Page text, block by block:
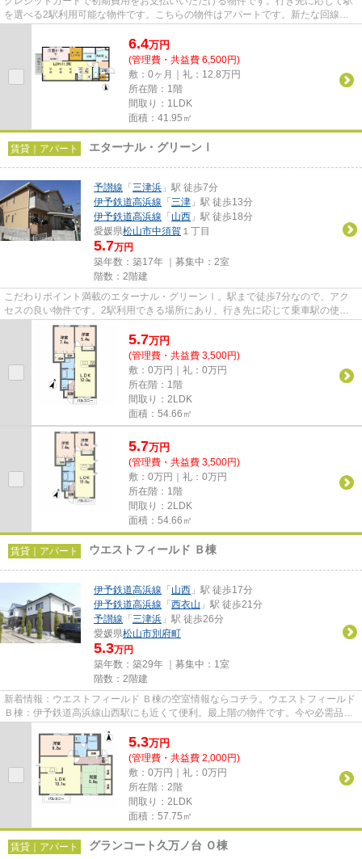
を選べる2駅利用可能な物件です。こちらの物件はアパートです。新たな回線工
6.4万円
(管理費・共益費 6,500円)
敷：0ヶ月｜礼：12.8万円
所在階：1階
間取り：1LDK
面積：41.95㎡
賃貸｜アパート エターナル・グリーンⅠ
予讃線 「 三津浜 」駅 徒歩7分
伊予鉄道高浜線 「 三津 」駅 徒歩13分
伊予鉄道高浜線 「 山西 」駅 徒歩18分
愛媛県松山市中須賀 １丁目
5.7万円
築年数：築17年 ｜募集中： 2室
階数：2階建
こだわりポイント満載のエターナル・グリーンⅠ。駅まで徒歩7分なので、アク
セスの良い物件です。2駅利用できる場所にあり、行き先に応じて乗車駅の使い
分けができます。新たな回線工事...
5.7万円
(管理費・共益費 3,500円)
敷：0万円｜礼：0万円
所在階：1階
間取り：2LDK
面積：54.66㎡
5.7万円
(管理費・共益費 3,500円)
敷：0万円｜礼：0万円
所在階：1階
間取り：2LDK
面積：54.66㎡
賃貸｜アパート ウエストフィールド Ｂ棟
伊予鉄道高浜線 「 山西 」駅 徒歩17分
伊予鉄道高浜線 「 西衣山 」駅 徒歩21分
予讃線 「 三津浜 」駅 徒歩26分
愛媛県松山市別府町
5.3万円
築年数：築29年 ｜募集中： 1室
階数：2階建
新着情報：ウエストフィールド Ｂ棟の空室情報ならコチラ。ウエストフィールド
Ｂ棟：伊予鉄道高浜線山西駅にも近くて便利。最上階の物件です。今や必需品と
5.3万円
(管理費・共益費 2,000円)
敷：0万円｜礼：0万円
所在階：2階
間取り：2LDK
面積：57.75㎡
賃貸｜アパート グランコート久万ノ台 Ｏ棟